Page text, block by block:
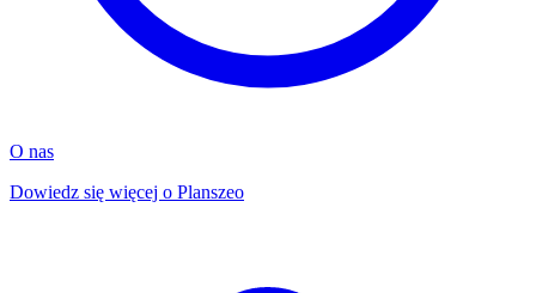
O nas
Dowiedz się więcej o Planszeo